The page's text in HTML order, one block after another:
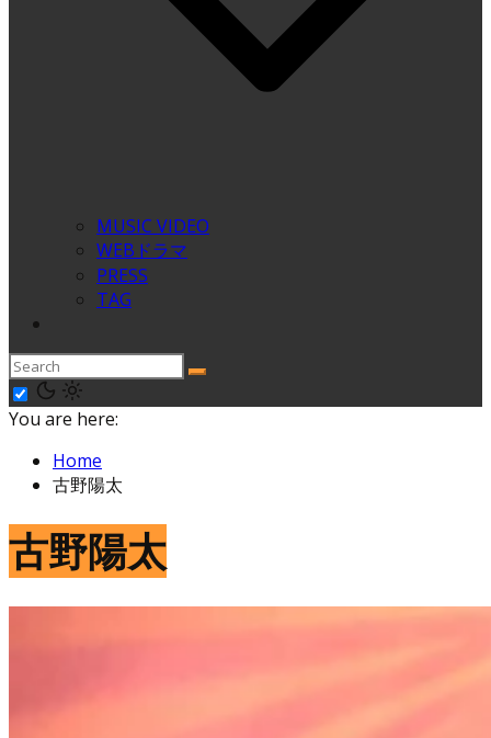
MUSIC VIDEO
WEBドラマ
PRESS
TAG
You are here:
Home
古野陽太
古野陽太